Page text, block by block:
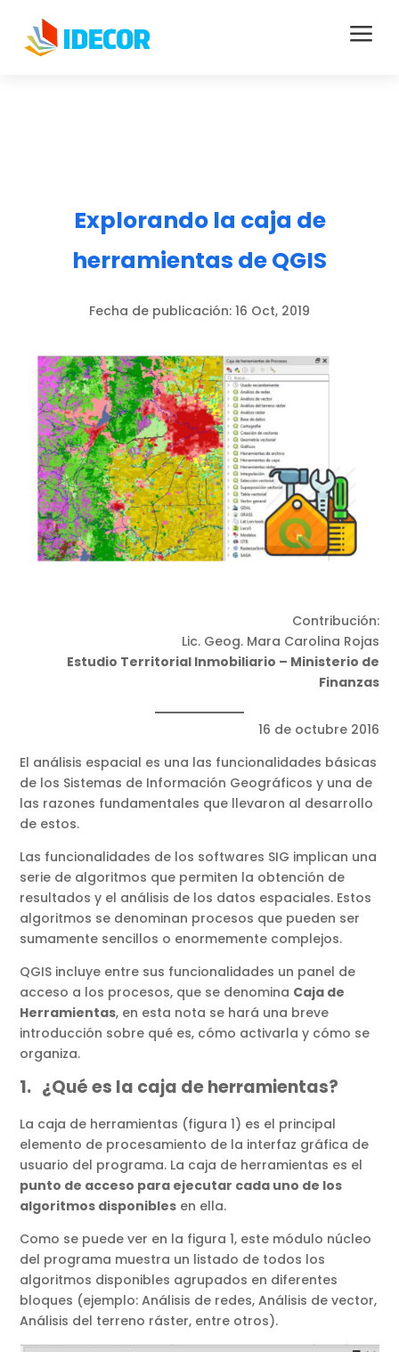
a
Explorando la caja de
herramientas de QGIS
Fecha de publicación: 16 Oct, 2019
Contribución:
Lic. Geog. Mara Carolina Rojas
Estudio Territorial Inmobiliario – Ministerio de
Finanzas
16 de octubre 2016
El análisis espacial es una las funcionalidades básicas
de los Sistemas de Información Geográficos y una de
las razones fundamentales que llevaron al desarrollo
de estos.
Las funcionalidades de los softwares SIG implican una
serie de algoritmos que permiten la obtención de
resultados y el análisis de los datos espaciales. Estos
algoritmos se denominan procesos que pueden ser
sumamente sencillos o enormemente complejos.
QGIS incluye entre sus funcionalidades un panel de
acceso a los procesos, que se denomina Caja de
Herramientas, en esta nota se hará una breve
introducción sobre qué es, cómo activarla y cómo se
organiza.
1. ¿Qué es la caja de herramientas?
La caja de herramientas (figura 1) es el principal
elemento de procesamiento de la interfaz gráfica de
usuario del programa. La caja de herramientas es el
punto de acceso para ejecutar cada uno de los
algoritmos disponibles en ella.
Como se puede ver en la figura 1, este módulo núcleo
del programa muestra un listado de todos los
algoritmos disponibles agrupados en diferentes
bloques (ejemplo: Análisis de redes, Análisis de vector,
Análisis del terreno ráster, entre otros).